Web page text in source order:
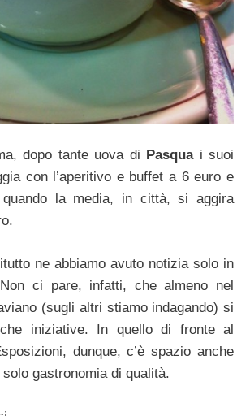
dopo tante uova di Pasquai suoi
con l’aperitivo e buffet a 6 euro e
la media, in città, si aggira
ne abbiamo avuto notizia solo in
ci pare, infatti, che almeno nel
(sugli altri stiamo indagando) si
iniziative. In quello di fronte al
dunque, c’è spazio anche
gastronomia di qualità.